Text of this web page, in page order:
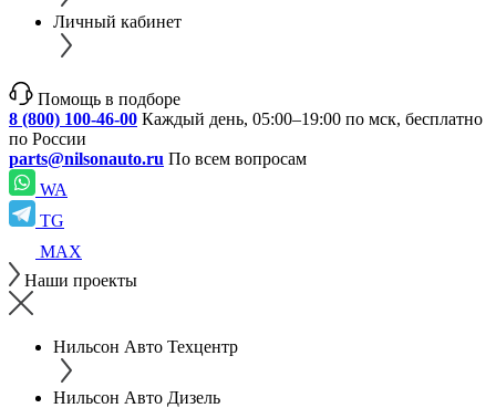
Личный кабинет
Помощь в подборе
8 (800) 100-46-00 Каждый день, 05:00–19:00 по мск, бесплатно
по России
parts@nilsonauto.ru По всем вопросам
WA
TG
MAX
Наши проекты
Нильсон Авто Техцентр
Нильсон Авто Дизель